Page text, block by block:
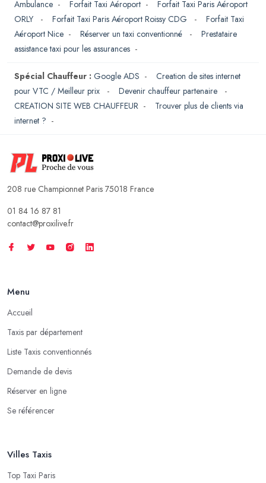
Ambulance - Forfait Taxi Aéroport - Forfait Taxi Paris Aéroport
ORLY
- Forfait Taxi Paris Aéroport Roissy CDG - Forfait Taxi
Aéroport Nice - Réserver un taxi conventionné - Prestataire
assistance taxi pour les assurances -
Spécial Chauffeur : Google ADS - Creation de sites internet
pour VTC / Meilleur prix
- Devenir chauffeur partenaire
-
CREATION SITE WEB CHAUFFEUR - Trouver plus de clients via
internet ? -
208 rue Championnet Paris 75018 France
01 84 16 87 81
contact@proxilive.fr
Menu
Accueil
Taxis par département
Liste Taxis conventionnés
Demande de devis
Réserver en ligne
Se référencer
Villes Taxis
Top Taxi Paris